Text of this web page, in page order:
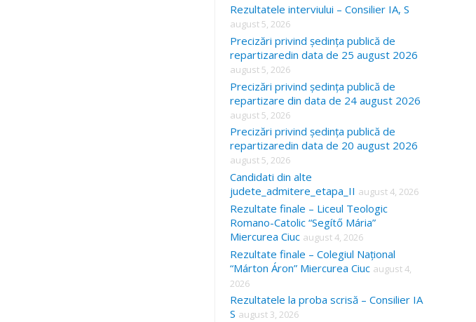
Rezultatele interviului – Consilier IA, S
august 5, 2026
Precizări privind ședința publică de
repartizaredin data de 25 august 2026
august 5, 2026
Precizări privind ședința publică de
repartizare din data de 24 august 2026
august 5, 2026
Precizări privind ședința publică de
repartizaredin data de 20 august 2026
august 5, 2026
Candidati din alte
judete_admitere_etapa_II august 4, 2026
Rezultate finale – Liceul Teologic
Romano-Catolic “Segítő Mária”
Miercurea Ciuc august 4, 2026
Rezultate finale – Colegiul Național
“Márton Áron” Miercurea Ciuc august 4,
2026
Rezultatele la proba scrisă – Consilier IA
S august 3, 2026